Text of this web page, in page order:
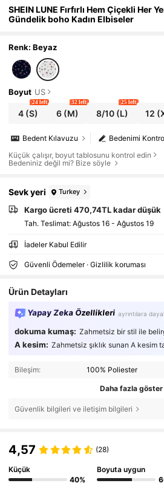
SHEIN LUNE Fırfırlı Hem Çiçekli Her
Gündelik boho Kadın Elbiseler
Renk: Beyaz
Boyut US
4 (S)
24 left
6 (M)
32 left
8/10(L)
25 left
12
Bedenimi
Bedent Kılavuzu
Küçük çalışır, boyut tablosunu kontrol edin
Bedeniniz değil mi? Bize söyle
Sevk yeri Turkey
Kargo ücreti 470,74TL kadar düşük
Tah. Teslimat: Ağustos 16 - Ağustos 19
İadeler Kabul Edilir
Güvenli Ödemeler · Gizlilik koruması
Ürün Detayları
Yapay Zeka Özellikleri ayrıntılara
dokuma kumaş: Zahmetsiz bir stil ile
A kesim: Zahmetsiz şıklık sunan A kesim
Bileşim: 100% Poliester
Daha fazla göster
Güvenlik bilgileri ve iletişim bilgileri
4,57 (28)
Küçük
40%
Boyuta uygun